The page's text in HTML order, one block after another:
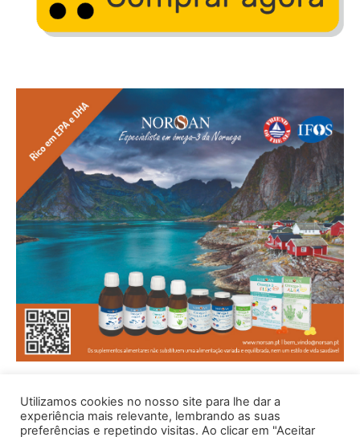
Utilizamos cookies no nosso site para lhe dar a
experiência mais relevante, lembrando as suas
preferências e repetindo visitas. Ao clicar em "Aceitar